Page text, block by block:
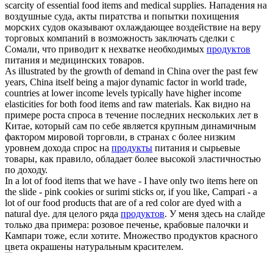
scarcity of essential food items and medical supplies. Нападения на
воздушные суда, акты пиратства и попытки похищения
морских судов оказывают охлаждающее воздействие на веру
торговых компаний в возможность заключать сделки с
Сомали, что приводит к нехватке необходимых продуктов
питания и медицинских товаров.
As illustrated by the growth of demand in China over the past few
years, China itself being a major dynamic factor in world trade,
countries at lower income levels typically have higher income
elasticities for both food items and raw materials. Как видно на
примере роста спроса в течение последних нескольких лет в
Китае, который сам по себе является крупным динамичным
фактором мировой торговли, в странах с более низким
уровнем дохода спрос на продукты питания и сырьевые
товары, как правило, обладает более высокой эластичностью
по доходу.
In a lot offood items that we have - I have only two items here on
the slide - pink cookies or surimi sticks or, if you like, Campari - a
lot of our food products that are of a red color are dyed with a
natural dye. для целого ряда продуктов. У меня здесь на слайде
только два примера: розовое печенье, крабовые палочки и
Кампари тоже, если хотите. Множество продуктов красного
цвета окрашены натуральным красителем.